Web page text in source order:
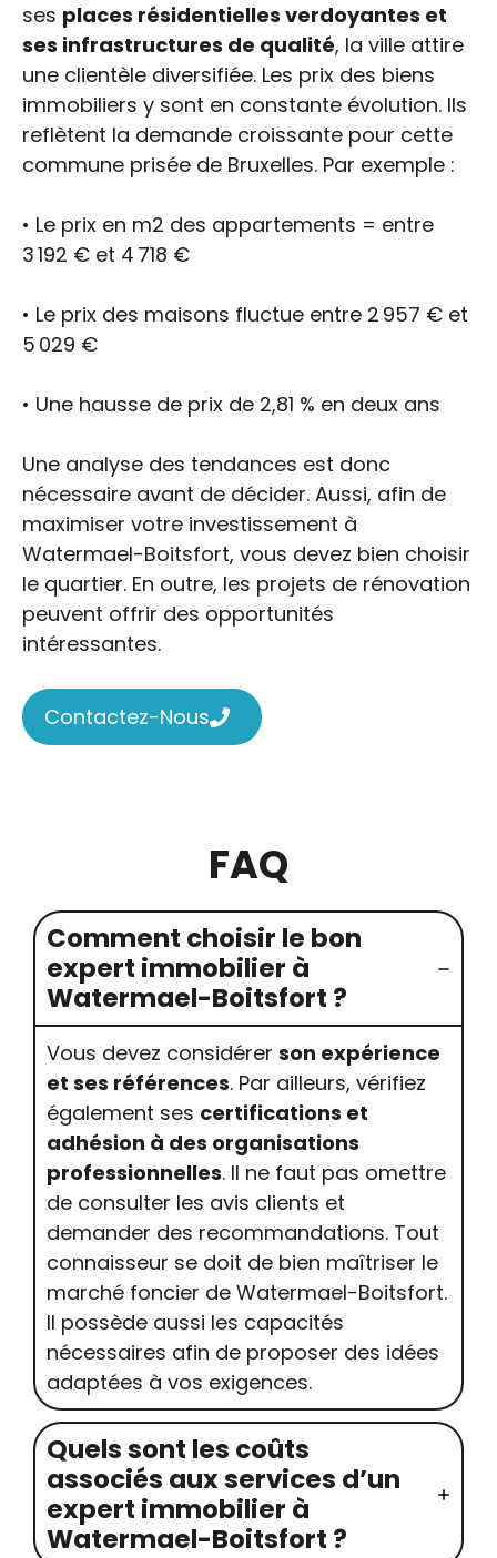
ses places résidentielles verdoyantes et
ses infrastructures de qualité, la ville attire
une clientèle diversifiée. Les prix des biens
immobiliers y sont en constante évolution. Ils
reflètent la demande croissante pour cette
commune prisée de Bruxelles. Par exemple :
• Le prix en m2 des appartements = entre
3 192 € et 4 718 €
• Le prix des maisons fluctue entre 2 957 € et
5 029 €
• Une hausse de prix de 2,81 % en deux ans
Une analyse des tendances est donc
nécessaire avant de décider. Aussi, afin de
maximiser votre investissement à
Watermael-Boitsfort, vous devez bien choisir
le quartier. En outre, les projets de rénovation
peuvent offrir des opportunités
intéressantes.
Contactez-Nous
FAQ
Comment choisir le bon
expert immobilier à
Watermael-Boitsfort ?
Vous devez considérer son expérience
et ses références. Par ailleurs, vérifiez
également ses certifications et
adhésion à des organisations
professionnelles. Il ne faut pas omettre
de consulter les avis clients et
demander des recommandations. Tout
connaisseur se doit de bien maîtriser le
marché foncier de Watermael-Boitsfort.
Il possède aussi les capacités
nécessaires afin de proposer des idées
adaptées à vos exigences.
Quels sont les coûts
associés aux services d’un
expert immobilier à
Watermael-Boitsfort ?